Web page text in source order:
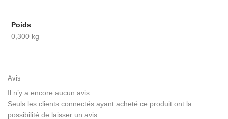
Poids
0,300 kg
Avis
Il n’y a encore aucun avis
Seuls les clients connectés ayant acheté ce produit ont la
possibilité de laisser un avis.